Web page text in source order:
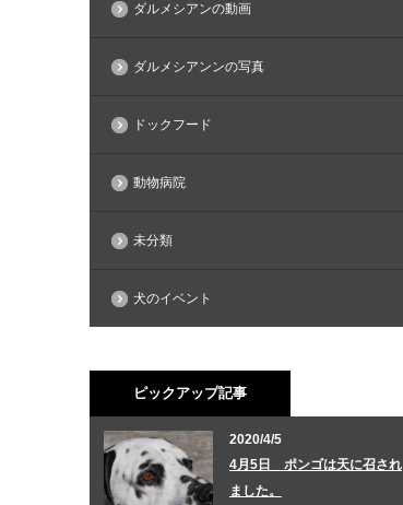
ダルメシアンの動画
ダルメシアンンの写真
ドックフード
動物病院
未分類
犬のイベント
ピックアップ記事
2020/4/5
4月5日 ポンゴは天に召され
ました。